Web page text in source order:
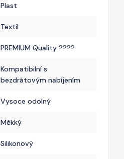
Plast
Textil
PREMIUM Quality ????
Kompatibilní s
bezdrátovým nabíjením
Vysoce odolný
Měkký
Silikonový